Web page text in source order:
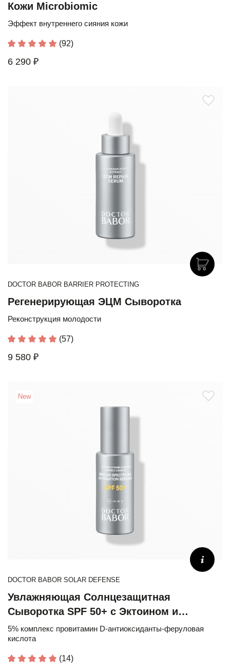
Кожи Microbiomic
Эффект внутреннего сияния кожи
(92)
6 290 ₽
DOCTOR BABOR BARRIER PROTECTING
Регенерирующая ЭЦМ Сыворотка
Реконструкция молодости
(57)
9 580 ₽
New
DOCTOR BABOR SOLAR DEFENSE
Увлажняющая Солнцезащитная
Сыворотка SPF 50+ с Эктоином и
Провитамином D
5% комплекс провитамин D-антиоксиданты-феруловая
кислота
(14)